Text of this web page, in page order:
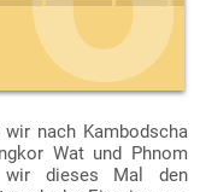
zatp-feed.xml
wie z. B.
nach Kambodscha
Wat und Phnom
wir dieses Mal den